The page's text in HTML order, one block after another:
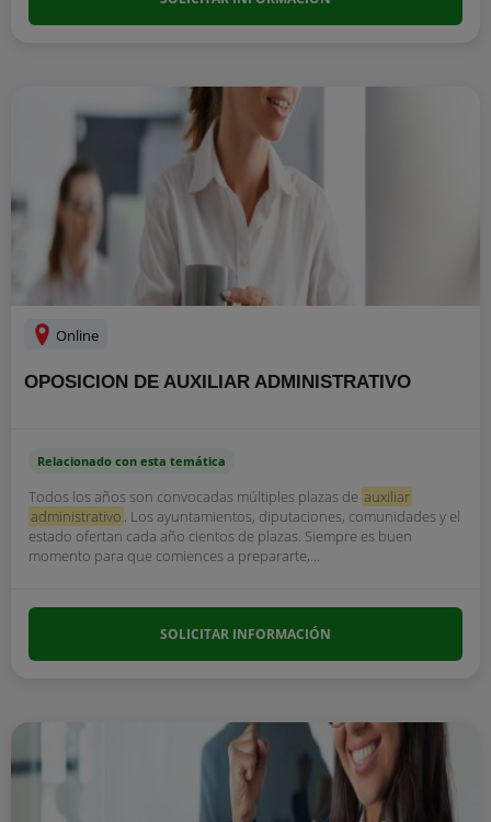
Online
OPOSICION DE AUXILIAR ADMINISTRATIVO
Relacionado con esta temática
Todos los años son convocadas múltiples plazas de auxiliar
administrativo . Los ayuntamientos, diputaciones, comunidades y el
estado ofertan cada año cientos de plazas. Siempre es buen
momento para que comiences a prepararte,...
SOLICITAR INFORMACIÓN